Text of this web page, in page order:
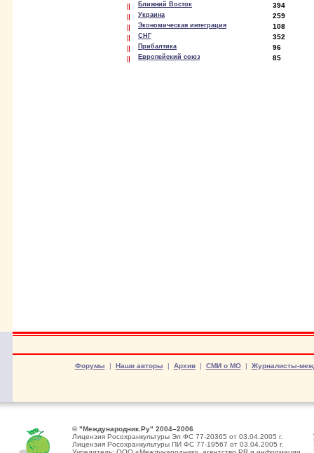
Ближний Восток 394
Украина 259
Экономическая интеграция 108
СНГ 352
Прибалтика 96
Европейский союз 85
Форумы | Наши авторы | Архив| СМИ о МО| Журналисты-
© "Международник.Ру" 2004–2006
Лицензия Росохранкультуры Эл ФС 77-20365 от 03.04.2005 г.
Лицензия Росохранкультуры ПИ ФС 77-19567 от 03.04.2005 г.